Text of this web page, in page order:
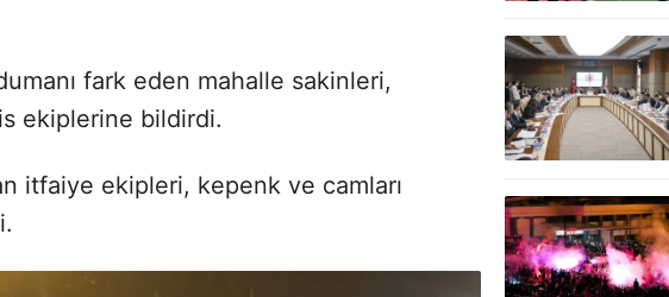
fark eden mahalle sakinleri,
ekiplerine bildirdi.
itfaiye ekipleri, kepenk ve camları